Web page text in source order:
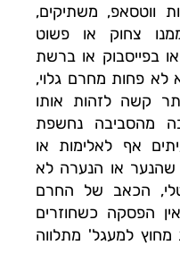
ווטסאפ, משתיקים,
צחוק או פשוט
בפייסבוק או ברשת
פחות מחרם גלוי,
קשה לזהות אותו
מהסביבה נחשפת
אף לאלימות או
או הנערה לא
הכאב של החרם
הפסקה כשחוזרים
למעגל' מתלווה